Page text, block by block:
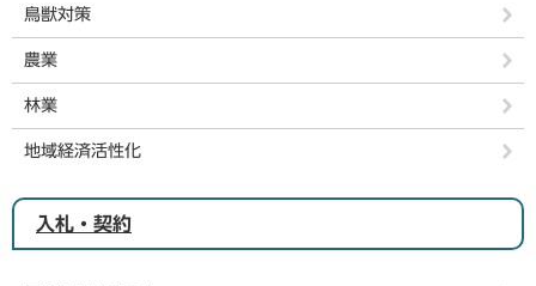
鳥獣対策
農業
林業
地域経済活性化
入札・契約